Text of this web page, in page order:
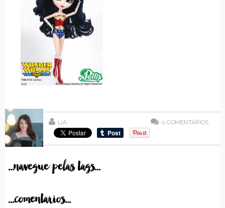
LIA 0 COMENTÁRIOS
...navegue pelas tags...
...comentarios...